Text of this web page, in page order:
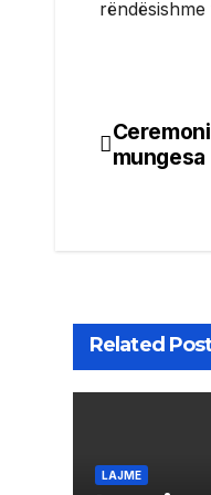
Post
Related
LAJME